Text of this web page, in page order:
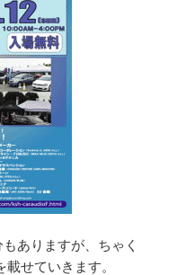
ありますが、ちゃく
せていきます。